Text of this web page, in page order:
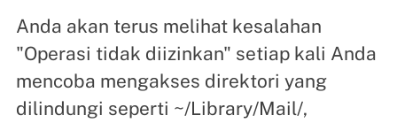
Anda akan terus melihat kesalahan
"Operasi tidak diizinkan" setiap kali Anda
mencoba mengakses direktori yang
dilindungi seperti ~/Library/Mail/,